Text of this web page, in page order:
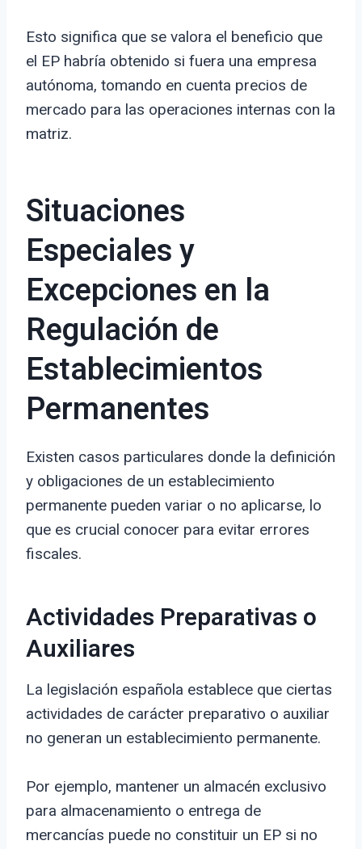
Esto significa que se valora el beneficio que
el EP habría obtenido si fuera una empresa
autónoma, tomando en cuenta precios de
mercado para las operaciones internas con la
matriz.
Situaciones
Especiales y
Excepciones en la
Regulación de
Establecimientos
Permanentes
Existen casos particulares donde la definición
y obligaciones de un establecimiento
permanente pueden variar o no aplicarse, lo
que es crucial conocer para evitar errores
fiscales.
Actividades Preparativas o
Auxiliares
La legislación española establece que ciertas
actividades de carácter preparativo o auxiliar
no generan un establecimiento permanente.
Por ejemplo, mantener un almacén exclusivo
para almacenamiento o entrega de
mercancías puede no constituir un EP si no